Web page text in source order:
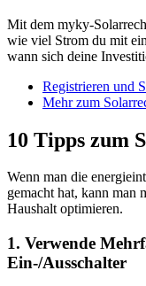
Mit dem myky-
wie viel Strom du mit
wann sich deine
Registrieren und
Mehr zum
10 Tipps zum
Wenn man die
gemacht hat, kann man
Haushalt optimieren.
1. Verwende
Ein-/Ausschalter